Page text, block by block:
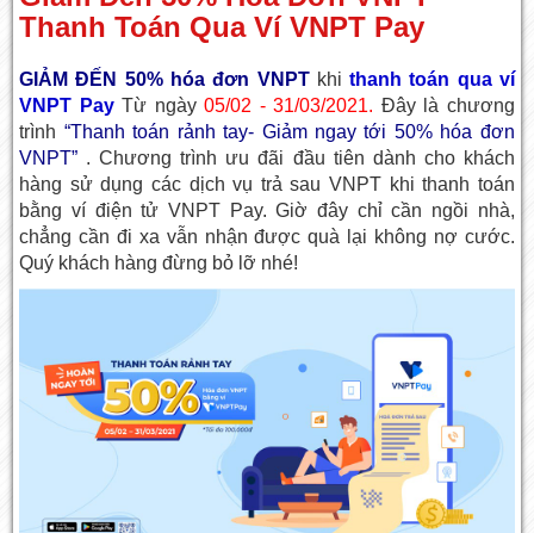
Thanh Toán Qua Ví VNPT Pay
GIẢM ĐẾN 50% hóa đơn VNPTkhithanh toán qua ví
VNPT Pay Từ ngày05/02 - 31/03/2021. Đây là chương
trình “Thanh toán rảnh tay- Giảm ngay tới 50% hóa đơn
VNPT” . Chương trình ưu đãi đầu tiên dành cho khách
hàng sử dụng các dịch vụ trả sau VNPT khi thanh toán
bằng ví điện tử VNPT Pay. Giờ đây chỉ cần ngồi nhà,
chẳng cần đi xa vẫn nhận được quà lại không nợ cước.
Quý khách hàng đừng bỏ lỡ nhé!